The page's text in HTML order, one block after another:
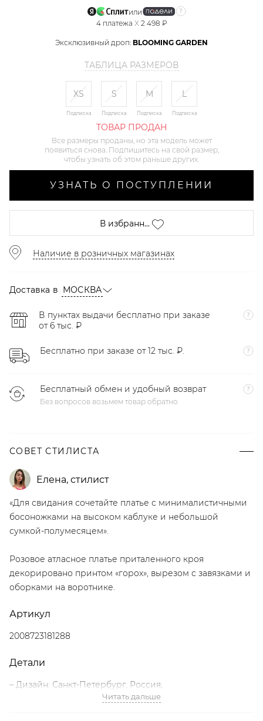
или
4 платежа X 2 498 ₽
Эксклюзивный дроп: BLOOMING GARDEN
ТАБЛИЦА РАЗМЕРОВ
XS
Подписка
S
Подписка
M
Подписка
L
Подписка
ТОВАР ПРОДАН
Все размеры проданы, но эта модель может
появиться снова. Подпишитесь на свой размер,
чтобы узнать об этом раньше других.
УЗНАТЬ О ПОСТУПЛЕНИИ
В избранн...
Наличие в розничных магазинах
Доставка в МОСКВА
В пунктах выдачи бесплатно при заказе
от 6 тыс. ₽
Бесплатно при заказе от 12 тыс. ₽.
Бесплатный обмен и удобный возврат
Без вопросов возьмем товар обратно
СОВЕТ СТИЛИСТА
Елена, стилист
«Для свидания сочетайте платье с минималистичными
босоножками на высоком каблуке и небольшой
сумкой-полумесяцем».
Розовое атласное платье приталенного кроя
декорировано принтом «горох», вырезом с завязками и
оборками на воротнике.
Артикул
2008723181288
Детали
– Дизайн: Санкт-Петербург, Россия;
– Принт «горох» – тренд SS’26 по версии The Blueprint;
Читать дальше